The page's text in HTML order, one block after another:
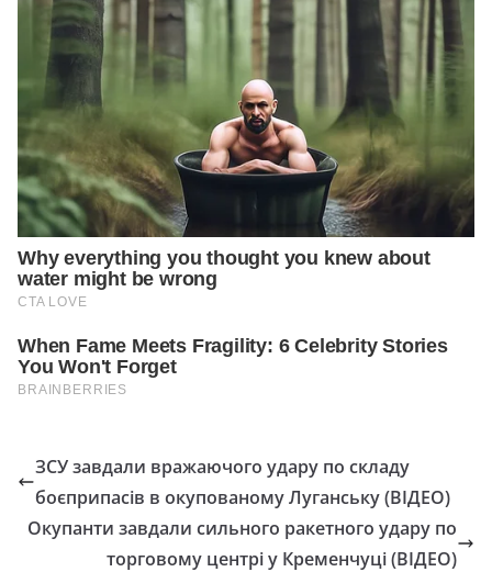
ЗСУ завдали вражаючого удару по складу
боєприпасів в окупованому Луганську (ВІДЕО)
Окупанти завдали сильного ракетного удару по
торговому центрі у Кременчуці (ВІДЕО)